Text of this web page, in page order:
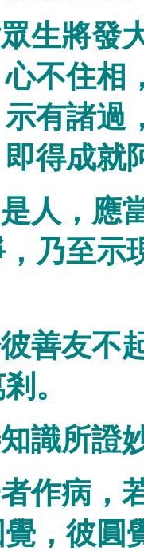
生將發
不住相
有諸過
得成就
人，應
乃至示
善友不
。
識所證
作病，
，彼圓